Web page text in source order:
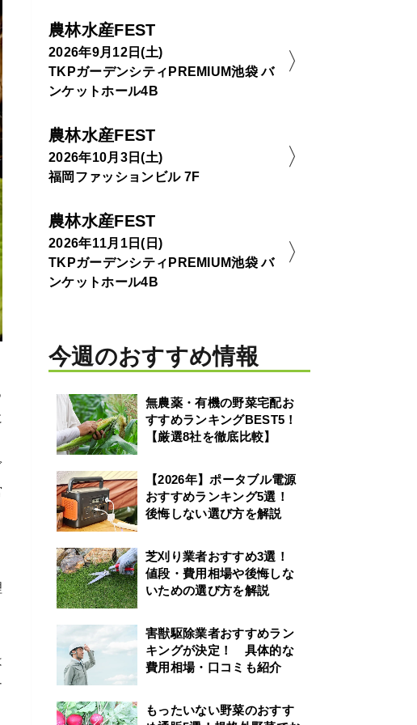
農林水産FEST
2026年9月12日(土)
TKPガーデンシティPREMIUM池袋 バ
ンケットホール4B
農林水産FEST
2026年10月3日(土)
福岡ファッションビル 7F
農林水産FEST
2026年11月1日(日)
TKPガーデンシティPREMIUM池袋 バ
ンケットホール4B
今週のおすすめ情報
無農薬・有機の野菜宅配お
すすめランキングBEST5！
【厳選8社を徹底比較】
【2026年】ポータブル電源
おすすめランキング5選！
後悔しない選び方を解説
芝刈り業者おすすめ3選！
値段・費用相場や後悔しな
いための選び方を解説
害獣駆除業者おすすめラン
キングが決定！ 具体的な
費用相場・口コミも紹介
もったいない野菜のおすす